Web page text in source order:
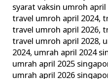
syarat vaksin umroh april
travel umroh april 2024,
travel umroh april 2026,
travel umroh april 2028,
2024, umrah april 2024
umrah april 2025
umrah april 2026